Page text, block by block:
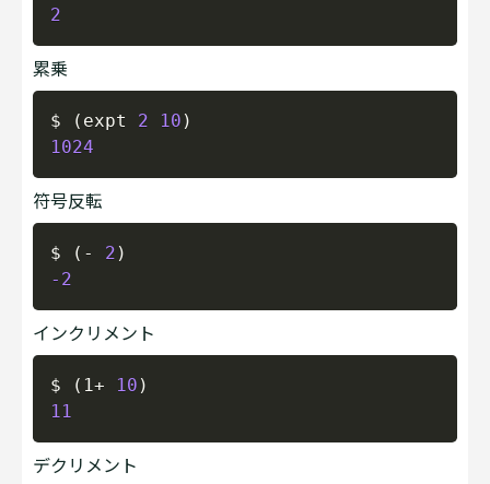
2
累乗
$ ( expt 2 10 )
1024
符号反転
$ ( - 2 )
-2
インクリメント
$ ( 1+ 10 )
11
デクリメント